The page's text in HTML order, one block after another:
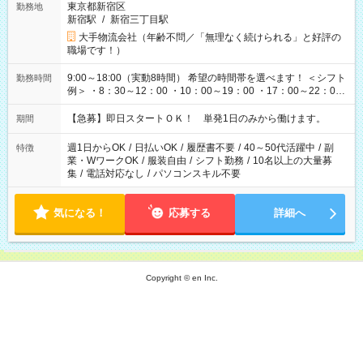
勤務地
東京都新宿区
新宿駅 / 新宿三丁目駅
大手物流会社（年齢不問／「無理なく続けられる」と好評の
職場です！）
勤務時間
9:00～18:00（実動8時間） 希望の時間帯を選べます！ ＜シフト
例＞ ・8：30～12：00 ・10：00～19：00 ・17：00～22：00
・13：00～22：00 ・22：00～翌6：00 など
期間 【急募】即日スタートＯＫ！ 単発1日のみから働けます。
特徴 週1日からOK / 日払いOK / 履歴書不要 / 40～50代活躍中 / 副
業・WワークOK / 服装自由 / シフト勤務 / 10名以上の大量募
集 / 電話対応なし / パソコンスキル不要
気になる！ 応募する 詳細へ
Copyright © en Inc.